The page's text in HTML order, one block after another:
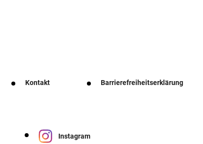
Kontakt Barrierefreiheitserklärung
Instagram